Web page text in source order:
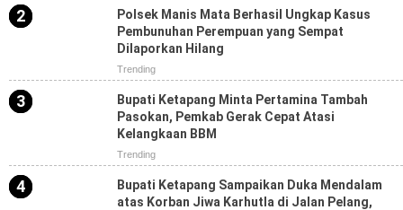
Polsek Manis Mata Berhasil Ungkap Kasus
Pembunuhan Perempuan yang Sempat
Dilaporkan Hilang
Trending
Bupati Ketapang Minta Pertamina Tambah
Pasokan, Pemkab Gerak Cepat Atasi
Kelangkaan BBM
Trending
Bupati Ketapang Sampaikan Duka Mendalam
atas Korban Jiwa Karhutla di Jalan Pelang,